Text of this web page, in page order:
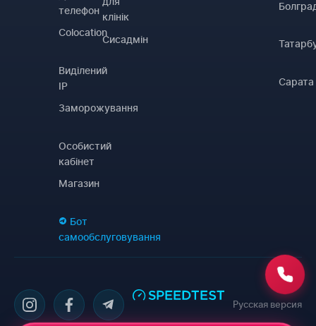
телефон
Colocation
Виділений
IP
Заморожування
Особистий
кабінет
Магазин
Бот
самообслуговування
клінік
Сисадмін
Сарата
Русская версия